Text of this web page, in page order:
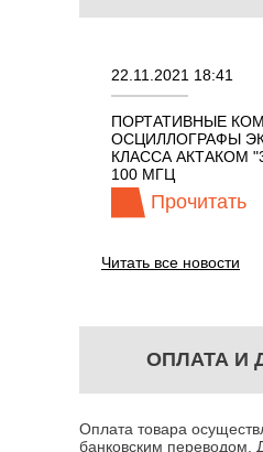
22.11.2021 18:41
ПОРТАТИВНЫЕ
ОСЦИЛЛОГРАФЫ
КЛАССА АКТАКОМ
100 МГЦ
Прочитать
Читать все новости
ОПЛАТА И
Оплата товара
банковским переводом.